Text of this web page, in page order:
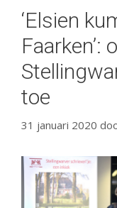
‘Elsien
Faarken’:
toe
31 januari 2020